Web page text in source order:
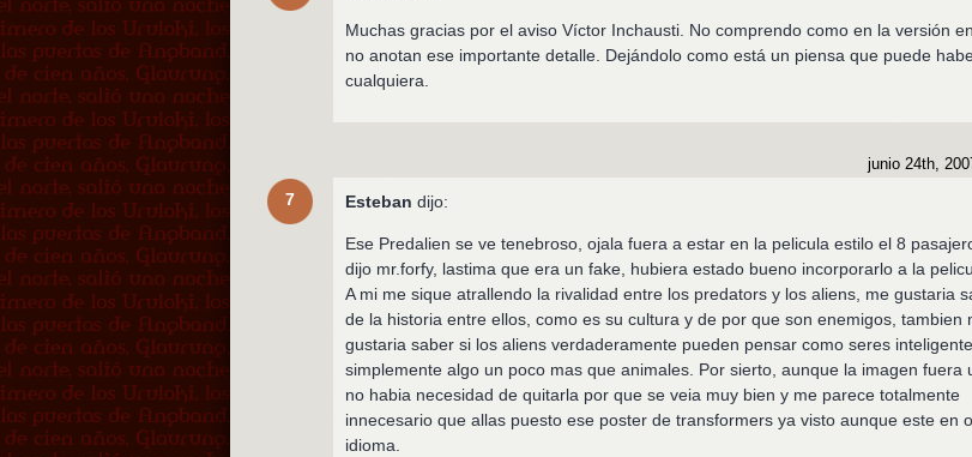
Muchas gracias por el aviso Víctor Inchausti. No comprendo como en la versión
no anotan ese importante detalle. Dejándolo como está un piensa que puede
cualquiera.
7
junio 24th,
Esteban dijo:
Ese Predalien se ve tenebroso, ojala fuera a estar en la pelicula estilo el 8
dijo mr.forfy, lastima que era un fake, hubiera estado bueno incorporarlo a la
A mi me sique atrallendo la rivalidad entre los predators y los aliens, me gustaria
de la historia entre ellos, como es su cultura y de por que son enemigos, tambien
gustaria saber si los aliens verdaderamente pueden pensar como seres
simplemente algo un poco mas que animales. Por sierto, aunque la imagen fuera
no habia necesidad de quitarla por que se veia muy bien y me parece totalmente
innecesario que allas puesto ese poster de transformers ya visto aunque este en
idioma.